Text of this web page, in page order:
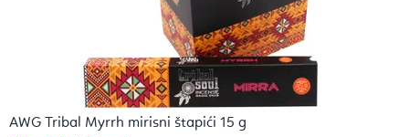
u
AWG Tribal Myrrh mirisni štapići 15 g